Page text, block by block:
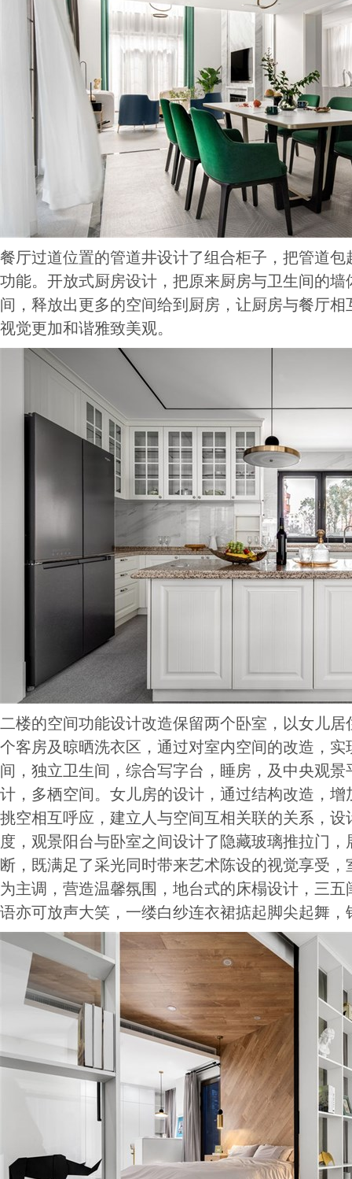
餐厅过道位置的管道井设计了组合柜子，把管道
功能。开放式厨房设计，把原来厨房与卫生间的
间，释放出更多的空间给到厨房，让厨房与餐厅
视觉更加和谐雅致美观。
二楼的空间功能设计改造保留两个卧室，以女儿
个客房及晾晒洗衣区，通过对室内空间的改造，
间，独立卫生间，综合写字台，睡房，及中央观
计，多栖空间。女儿房的设计，通过结构改造，
挑空相互呼应，建立人与空间互相关联的关系，
度，观景阳台与卧室之间设计了隐藏玻璃推拉门
断，既满足了采光同时带来艺术陈设的视觉享受
为主调，营造温馨氛围，地台式的床榻设计，三
语亦可放声大笑，一缕白纱连衣裙掂起脚尖起舞